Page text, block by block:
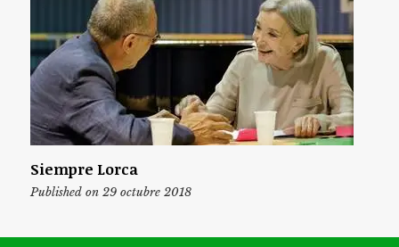
Siempre Lorca
Published on 29 octubre 2018